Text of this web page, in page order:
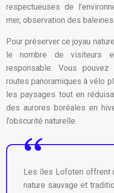
respectueuses de
mer, observation des
Pour préserver ce joyau
le nombre de visiteurs
responsable. Vous
routes panoramiques à vélo
les paysages tout en
des aurores boréales en
l’obscurité naturelle.
Les îles Lofoten offrent
nature sauvage et